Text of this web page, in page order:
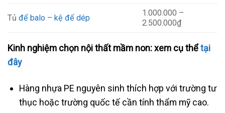
Tủ để balo – kệ để dép
1.000.000 –
2.500.000₫
Kinh nghiệm chọn nội thất mầm non: xem cụ thểtại
đây
Hàng nhựa PE nguyên sinh thích hợp với trường tư
thục hoặc trường quốc tế cần tính thẩm mỹ cao.